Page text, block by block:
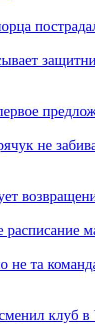
не
расписание
та
клуб